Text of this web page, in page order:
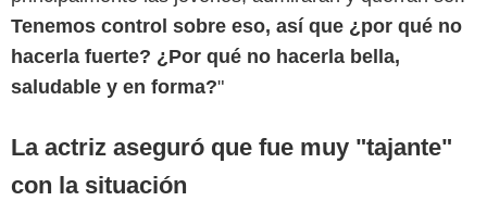
Tenemos control sobre eso, así que ¿por qué no
hacerla fuerte? ¿Por qué no hacerla bella,
saludable y en forma?"
La actriz aseguró que fue muy "tajante"
con la situación